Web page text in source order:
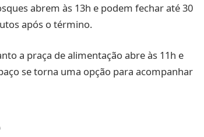
abrem às 13h e podem fechar até 30
após o término.
a praça de alimentação abre às 11h e
se torna uma opção para acompanhar